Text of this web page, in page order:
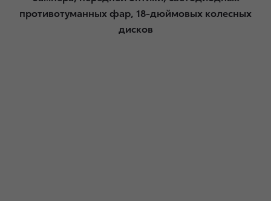
противотуманных фар, 18-дюймовых колесных
дисков